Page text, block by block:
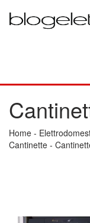
Home -
Cantinette -